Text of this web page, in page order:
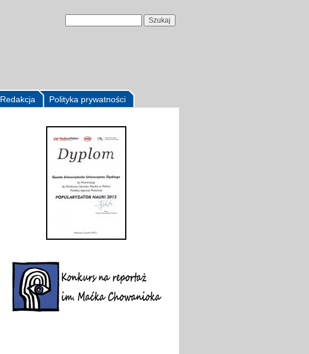
Polityka prywatności
Redakcja